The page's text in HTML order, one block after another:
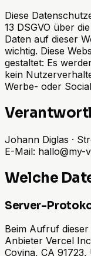
Diese
13 DSGVO über
Daten auf dieser
wichtig. Diese
gestaltet: Es
kein
Werbe- oder
Johann Diglas ·
E-Mail: hallo@my-
Welche
Server-
Beim Aufruf
Anbieter Vercel
Covina, CA